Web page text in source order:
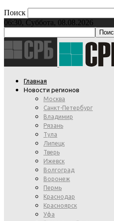
Поиск
06:30, Суббота, 08.08.2026
Главная
Новости регионов
Москва
Санкт-Петербург
Владимир
Рязань
Тула
Липецк
Тверь
Ижевск
Волгоград
Воронеж
Пермь
Краснодар
Красноярск
Уфа